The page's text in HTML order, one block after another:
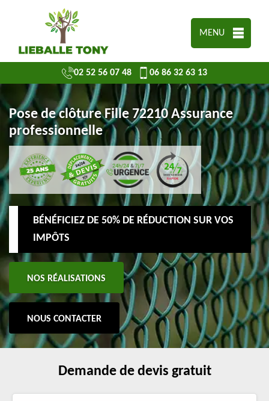
MENU
02 52 56 07 48 06 86 32 63 13
Pose de clôture Fille 72210 Assurance
professionnelle
BÉNÉFICIEZ DE 50% DE RÉDUCTION SUR VOS
IMPÔTS
NOS RÉALISATIONS
NOUS CONTACTER
Demande de devis gratuit